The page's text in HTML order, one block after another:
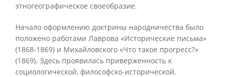
этногеографическое своеобразие.
Начало оформлению доктрины народничества было
положено работами Лаврова «Исторические письма»
(1868-1869) и Михайловского «Что такое прогресс?»
(1869). Здесь проявилась приверженность к
социологической, философско-исторической,